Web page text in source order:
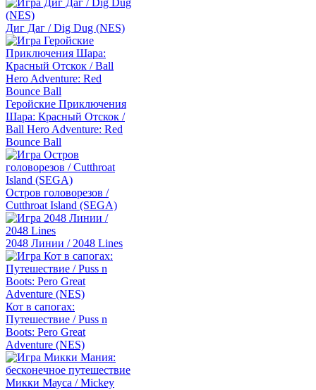
Диг Даг / Dig Dug (NES)
Геройские Приключения
Шара: Красный Отскок /
Ball Hero Adventure: Red
Bounce Ball
Остров головорезов /
Cutthroat Island (SEGA)
2048 Линии / 2048 Lines
Кот в сапогах:
Путешествие / Puss n
Boots: Pero Great
Adventure (NES)